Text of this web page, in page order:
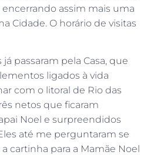
encerrando assim mais uma
Cidade. O horário de visitas
passaram pela Casa, que
ligados à vida
com o litoral de Rio das
netos que ficaram
Noel e surpreendidos
até me perguntaram se
cartinha para a Mamãe Noel